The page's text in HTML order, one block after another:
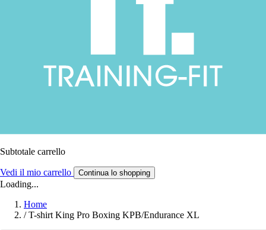
Subtotale carrello
Vedi il mio carrello Continua lo shopping
Loading...
Home
/ T-shirt King Pro Boxing KPB/Endurance XL